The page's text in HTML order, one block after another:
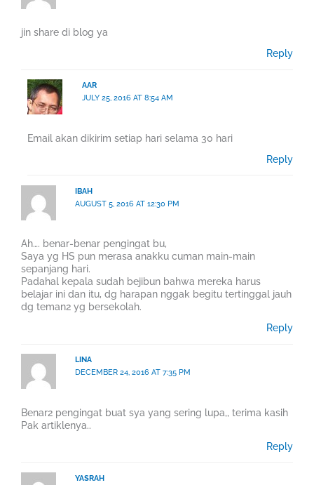
jin share di blog ya
Reply
AAR
JULY 25, 2016 AT 8:54 AM
Email akan dikirim setiap hari selama 30 hari
Reply
IBAH
AUGUST 5, 2016 AT 12:30 PM
Ah…. benar-benar pengingat bu,
Saya yg HS pun merasa anakku cuman main-main
sepanjang hari.
Padahal kepala sudah bejibun bahwa mereka harus
belajar ini dan itu, dg harapan nggak begitu tertinggal jauh
dg teman2 yg bersekolah.
Reply
LINA
DECEMBER 24, 2016 AT 7:35 PM
Benar2 pengingat buat sya yang sering lupa,, terima kasih
Pak artiklenya..
Reply
YASRAH